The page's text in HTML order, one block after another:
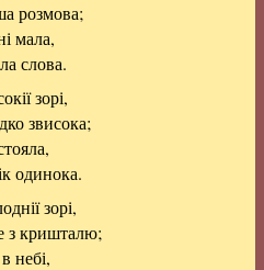
розмова;
мала,
слова.
зорі,
звисока;
одинока.
зорі,
з кришталю;
небі,